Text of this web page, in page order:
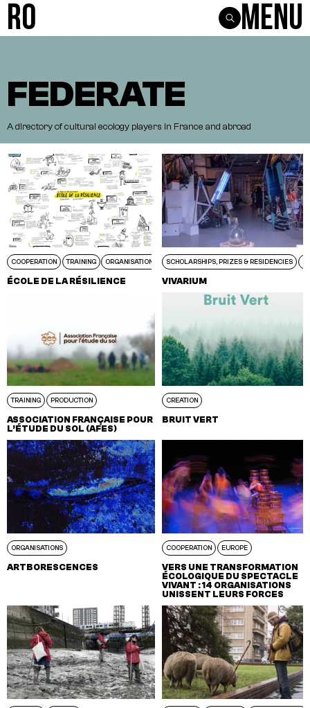
R0 Menu
FEDERATE
A directory of cultural ecology players in France and abroad
COOPERATION TRAINING ORGANISATIONS EUROPE
ÉCOLE DE LA RÉSILIENCE
SCHOLARSHIPS, PRIZES & RESIDENCIES
VIVARIUM
TRAINING PRODUCTION
ASSOCIATION FRANÇAISE POUR
L’ÉTUDE DU SOL (AFES)
CREATION
BRUIT VERT
ORGANISATIONS
ARTBORESCENCES
COOPERATION EUROPE
VERS UNE TRANSFORMATION
ÉCOLOGIQUE DU SPECTACLE
VIVANT : 14 ORGANISATIONS
UNISSENT LEURS FORCES